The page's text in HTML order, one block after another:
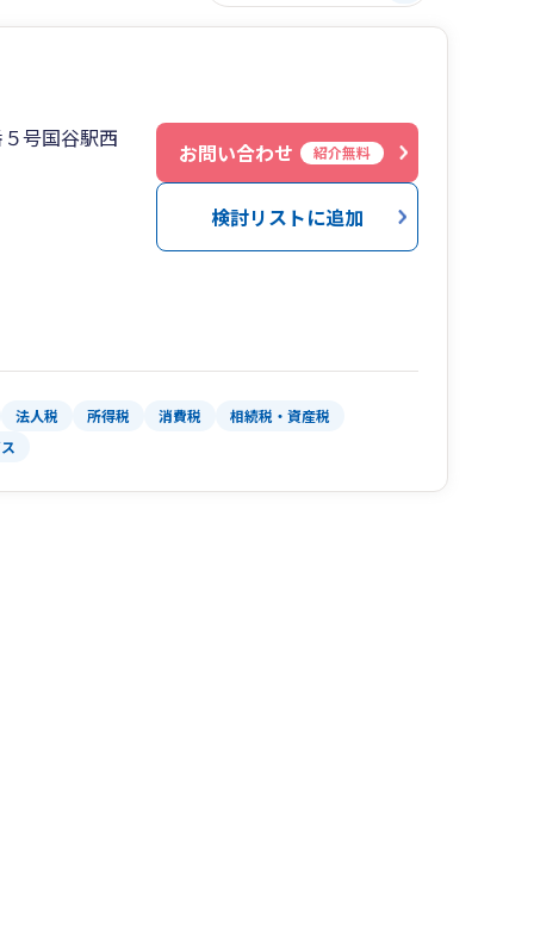
号国谷駅西
お問い合わせ 紹介無料
検討リストに追加
法人税 所得税 消費税
相続税・資産税